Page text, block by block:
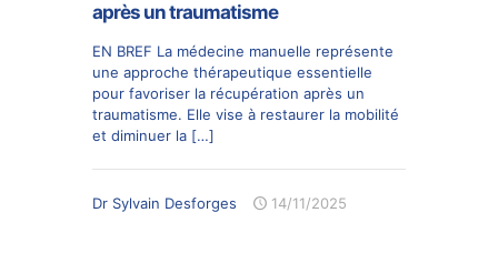
après un traumatisme
EN BREF La médecine manuelle représente
une approche thérapeutique essentielle
pour favoriser la récupération après un
traumatisme. Elle vise à restaurer la mobilité
et diminuer la […]
Dr Sylvain Desforges 14/11/2025